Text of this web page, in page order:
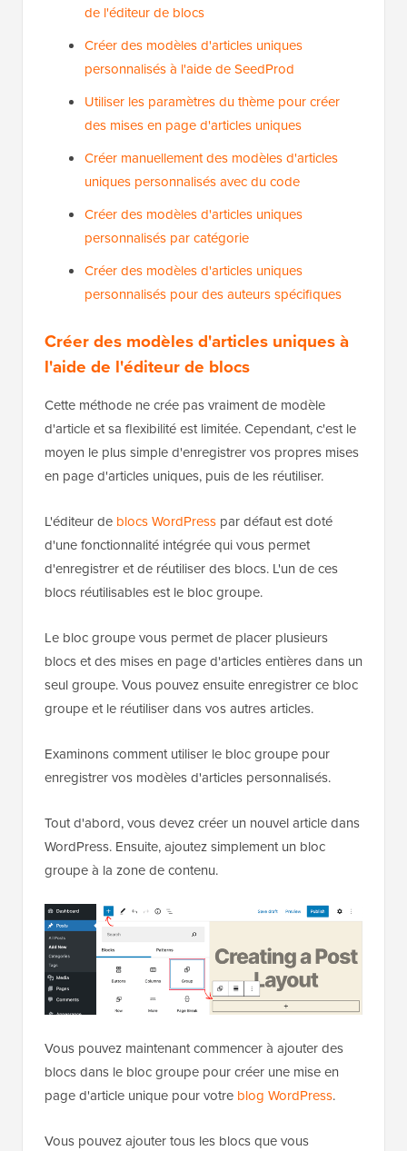
de l'éditeur de blocs
Créer des modèles d'articles uniques
personnalisés à l'aide de SeedProd
Utiliser les paramètres du thème pour créer
des mises en page d'articles uniques
Créer manuellement des modèles d'articles
uniques personnalisés avec du code
Créer des modèles d'articles uniques
personnalisés par catégorie
Créer des modèles d'articles uniques
personnalisés pour des auteurs spécifiques
Créer des modèles d'articles uniques à
l'aide de l'éditeur de blocs
Cette méthode ne crée pas vraiment de modèle
d'article et sa flexibilité est limitée. Cependant, c'est le
moyen le plus simple d'enregistrer vos propres mises
en page d'articles uniques, puis de les réutiliser.
L'éditeur de blocs WordPress par défaut est doté
d'une fonctionnalité intégrée qui vous permet
d'enregistrer et de réutiliser des blocs. L'un de ces
blocs réutilisables est le bloc groupe.
Le bloc groupe vous permet de placer plusieurs
blocs et des mises en page d'articles entières dans un
seul groupe. Vous pouvez ensuite enregistrer ce bloc
groupe et le réutiliser dans vos autres articles.
Examinons comment utiliser le bloc groupe pour
enregistrer vos modèles d'articles personnalisés.
Tout d'abord, vous devez créer un nouvel article dans
WordPress. Ensuite, ajoutez simplement un bloc
groupe à la zone de contenu.
Vous pouvez maintenant commencer à ajouter des
blocs dans le bloc groupe pour créer une mise en
page d'article unique pour votre blog WordPress.
Vous pouvez ajouter tous les blocs que vous